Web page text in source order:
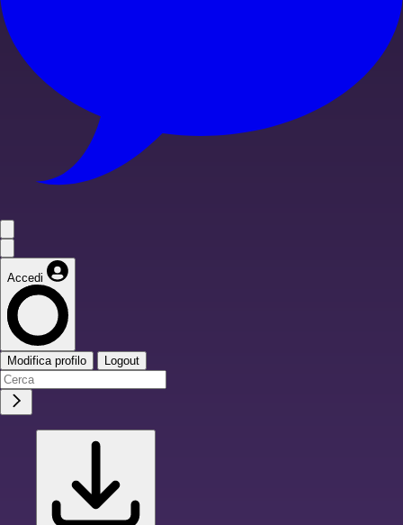
Accedi
Modifica profilo Logout